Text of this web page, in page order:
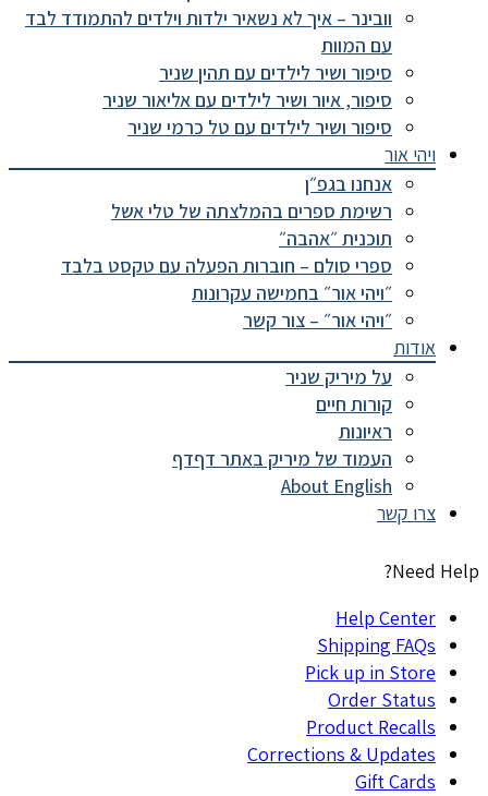
וובינר – איך לא נשאיר ילדות וילדים להתמודד לבד
עם המוות
סיפור ושיר לילדים עם תהין שניר
סיפור, איור ושיר לילדים עם אליאור שניר
סיפור ושיר לילדים עם טל כרמי שניר
ויהי אור
אנחנו בגפ״ן
רשימת ספרים בהמלצתה של טלי אשל
תוכנית ״אהבה״
ספרי סולם – חוברות הפעלה עם טקסט בלבד
״ויהי אור״ בחמישה עקרונות
״ויהי אור״ – צור קשר
אודות
על מיריק שניר
קורות חיים
ראיונות
העמוד של מיריק באתר דףדף
About English
צרו קשר
Need Help?
Help Center
Shipping FAQs
Pick up in Store
Order Status
Product Recalls
Corrections & Updates
Gift Cards